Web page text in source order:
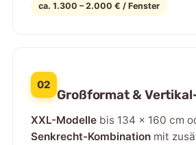
ca. 1.300 – 2.000 € / Fenster
02
Großformat &
XXL-Modellebis 134 × 160 cm
Senkrecht-Kombinationmit